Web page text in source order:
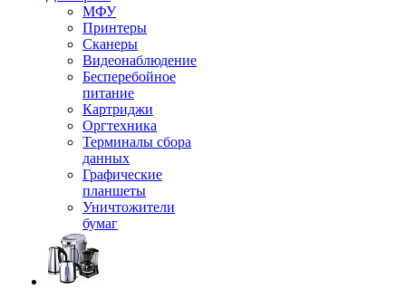
МФУ
Принтеры
Сканеры
Видеонаблюдение
Бесперебойное
питание
Картриджи
Оргтехника
Терминалы сбора
данных
Графические
планшеты
Уничтожители
бумаг